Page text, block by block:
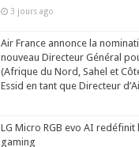
3 jours ago
Air France annonce la
nouveau Directeur Général
(Afrique du Nord, Sahel et
Essid en tant que Directeur
LG Micro RGB evo AI redéfinit
gaming